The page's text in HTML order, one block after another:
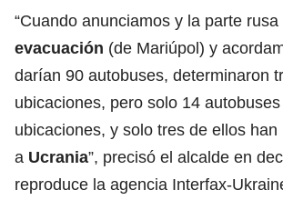
“Cuando anunciamos y la parte
evacuación (de Mariúpol) y
darían 90 autobuses, determinaron
ubicaciones, pero solo 14
ubicaciones, y solo tres de ellos
a Ucrania”, precisó el alcalde en
reproduce la agencia Interfax-